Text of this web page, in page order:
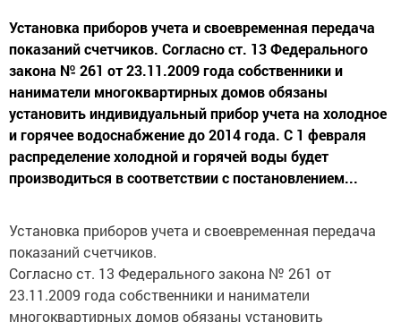
Установка приборов учета и своевременная передача
показаний счетчиков. Согласно ст. 13 Федерального
закона № 261 от 23.11.2009 года собственники и
наниматели многоквартирных домов обязаны
установить индивидуальный прибор учета на холодное
и горячее водоснабжение до 2014 года. С 1 февраля
распределение холодной и горячей воды будет
производиться в соответствии с постановлением...
Установка приборов учета и своевременная передача
показаний счетчиков.
Согласно ст. 13 Федерального закона № 261 от
23.11.2009 года собственники и наниматели
многоквартирных домов обязаны установить